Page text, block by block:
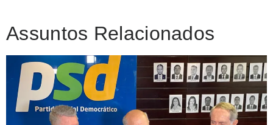
Assuntos Relacionados